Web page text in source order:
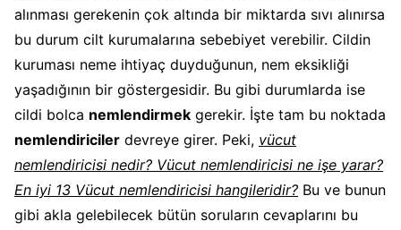
alınması gerekenin çok altında bir miktarda sıvı alınırsa
bu durum cilt kurumalarına sebebiyet verebilir. Cildin
kuruması neme ihtiyaç duyduğunun, nem eksikliği
yaşadığının bir göstergesidir. Bu gibi durumlarda ise
cildi bolca nemlendirmek gerekir. İşte tam bu noktada
nemlendiriciler devreye girer. Peki, vücut
nemlendiricisi nedir? Vücut nemlendiricisi ne işe yarar?
En iyi 13 Vücut nemlendiricisi hangileridir? Bu ve bunun
gibi akla gelebilecek bütün soruların cevaplarını bu